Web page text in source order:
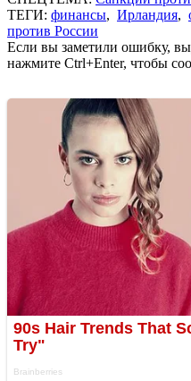
ТЕГИ: финансы, Ирландия,
против России
Если вы заметили ошибку,
нажмите Ctrl+Enter, чтобы